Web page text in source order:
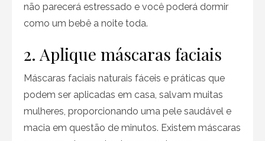
não parecerá estressado e você poderá dormir
como um bebê a noite toda.
2. Aplique máscaras faciais
Máscaras faciais naturais fáceis e práticas que
podem ser aplicadas em casa, salvam muitas
mulheres, proporcionando uma pele saudável e
macia em questão de minutos. Existem máscaras